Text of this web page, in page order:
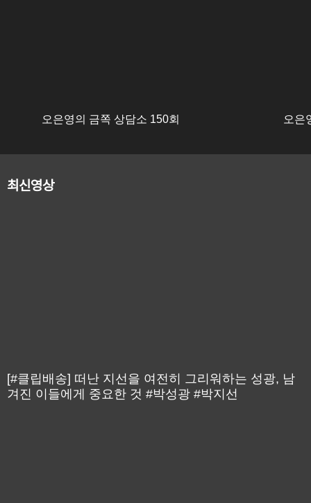
오은영의 금쪽 상담소 150회 오은
최신영상
[#클립배송] 떠난 지선을 여전히 그리워하는 성광, 남
겨진 이들에게 중요한 것 #박성광 #박지선